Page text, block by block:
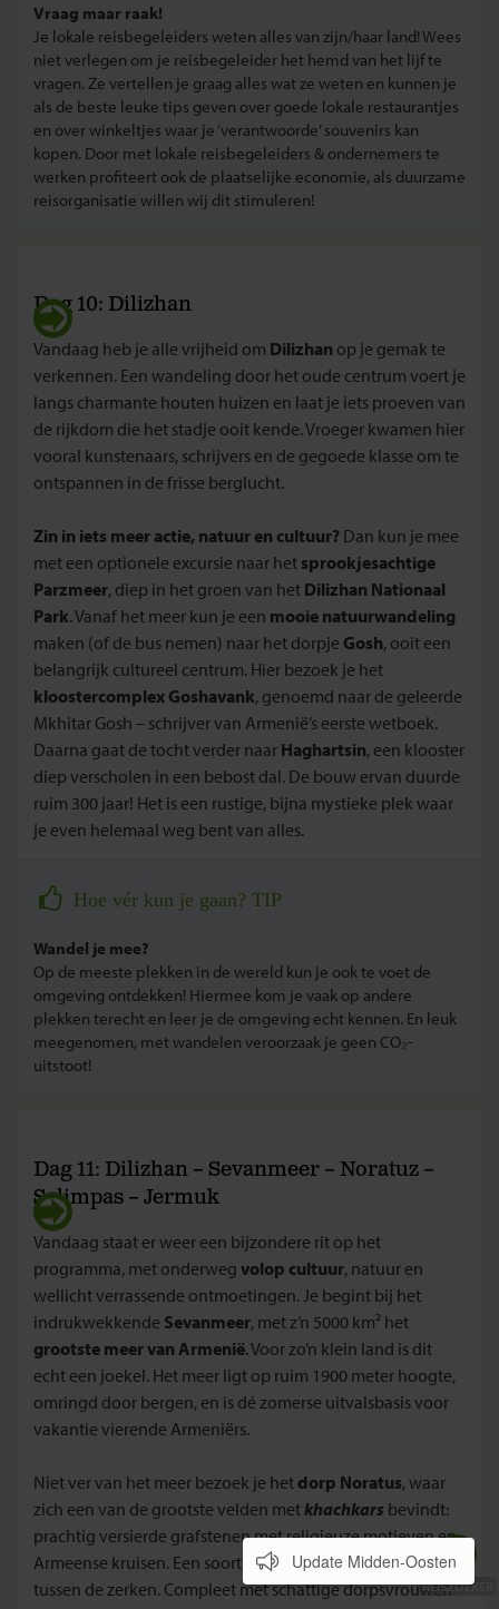
REISZOEKER
Vraag maar raak!
Je lokale reisbegeleiders weten alles van zijn/haar land! Wees
niet verlegen om je reisbegeleider het hemd van het lijf te
vragen. Ze vertellen je graag alles wat ze weten en kunnen je
als de beste leuke tips geven over goede lokale restaurantjes
en over winkeltjes waar je ‘verantwoorde’ souvenirs kan
kopen. Door met lokale reisbegeleiders & ondernemers te
werken profiteert ook de plaatselijke economie, als duurzame
reisorganisatie willen wij dit stimuleren!
Dag 10: Dilizhan
Vandaag heb je alle vrijheid om Dilizhan op je gemak te
verkennen. Een wandeling door het oude centrum voert je
langs charmante houten huizen en laat je iets proeven van
de rijkdom die het stadje ooit kende. Vroeger kwamen hier
vooral kunstenaars, schrijvers en de gegoede klasse om te
ontspannen in de frisse berglucht.
Zin in iets meer actie, natuur en cultuur? Dan kun je mee
met een optionele excursie naar het sprookjesachtige
Parzmeer, diep in het groen van het Dilizhan Nationaal
Park. Vanaf het meer kun je een mooie natuurwandeling
maken (of de bus nemen) naar het dorpje Gosh, ooit een
belangrijk cultureel centrum. Hier bezoek je het
kloostercomplex Goshavank, genoemd naar de geleerde
Mkhitar Gosh – schrijver van Armenië’s eerste wetboek.
Daarna gaat de tocht verder naar Haghartsin, een klooster
diep verscholen in een bebost dal. De bouw ervan duurde
ruim 300 jaar! Het is een rustige, bijna mystieke plek waar
je even helemaal weg bent van alles.
Hoe vér kun je gaan? TIP
Wandel je mee?
Op de meeste plekken in de wereld kun je ook te voet de
omgeving ontdekken! Hiermee kom je vaak op andere
plekken terecht en leer je de omgeving echt kennen. En leuk
meegenomen, met wandelen veroorzaak je geen CO₂-
uitstoot!
Dag 11: Dilizhan – Sevanmeer – Noratuz –
Selimpas – Jermuk
Vandaag staat er weer een bijzondere rit op het
programma, met onderweg volop cultuur, natuur en
wellicht verrassende ontmoetingen. Je begint bij het
indrukwekkende Sevanmeer, met z’n 5000 km² het
grootste meer van Armenië. Voor zo’n klein land is dit
echt een joekel. Het meer ligt op ruim 1900 meter hoogte,
omringd door bergen, en is dé zomerse uitvalsbasis voor
vakantie vierende Armeniërs.
Niet ver van het meer bezoek je het dorp Noratus, waar
zich een van de grootste velden metkhachkars bevindt:
prachtig versierde grafstenen met religieuze motieven en
Armeense kruisen. Een soort openluchtmuseum, maar dan
tussen de zerken. Compleet met schattige dorpsvrouwen
Update Midden-Oosten